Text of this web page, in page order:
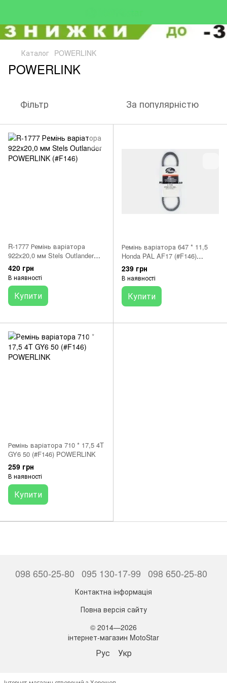
Каталог POWERLINK
POWERLINK
Фільтр За популярністю
R-1777 Ремінь варіатора
922x20,0 мм Stels Outlander
POWERLINK (#F146)
420 грн
В наявності
Купити
Ремінь варіатора 647 * 11,5
Honda PAL AF17 (#F146)
POWERLINK
239 грн
В наявності
Купити
Ремінь варіатора 710 * 17,5 4T
GY6 50 (#F146) POWERLINK
259 грн
В наявності
Купити
098 650-25-80 095 130-17-99 098 650-25-80
Контактна інформація
Повна версія сайту
© 2014—2026
інтернет-магазин MotoStar
Рус Укр